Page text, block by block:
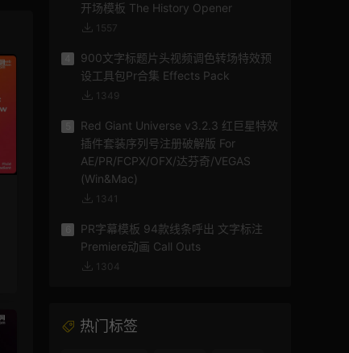
开场模板 The History Opener
1557
900文字标题片头视频调色转场特效预
设工具包Pr合集 Effects Pack
1349
Red Giant Universe v3.2.3 红巨星特效
插件套装序列号注册破解版 For
AE/PR/FCPX/OFX/达芬奇/VEGAS
(Win&Mac)
1341
PR字幕模板 94款线条呼出 文字标注
Premiere动画 Call Outs
1304
热门标签